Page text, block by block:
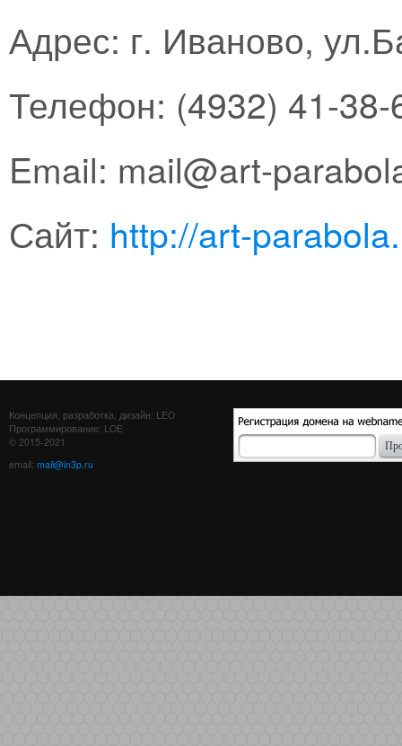
Адрес: г. Иваново,
Телефон: (4932) 41-38-
Email: mail@art-
Сайт: http://art-
Концепция, разработка, дизайн: LEO
Программирование: LOE
© 2015-2021
email: mail@in3p.ru